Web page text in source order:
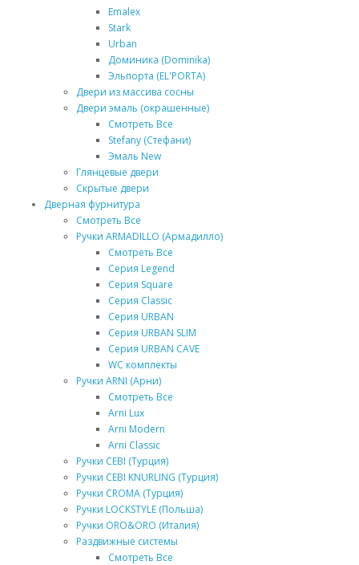
Emalex
Stark
Urban
Доминика (Dominika)
Эльпорта (EL'PORTA)
Двери из массива сосны
Двери эмаль (окрашенные)
Смотреть Все
Stefany (Стефани)
Эмаль New
Глянцевые двери
Скрытые двери
Дверная фурнитура
Смотреть Все
Ручки ARMADILLO (Армадилло)
Смотреть Все
Серия Legend
Серия Square
Серия Classic
Серия URBAN
Серия URBAN SLIM
Серия URBAN CAVE
WC комплекты
Ручки ARNI (Арни)
Смотреть Все
Arni Lux
Arni Modern
Arni Classic
Ручки CEBI (Турция)
Ручки CEBI KNURLING (Турция)
Ручки CROMA (Турция)
Ручки LOCKSTYLE (Польша)
Ручки ORO&ORO (Италия)
Раздвижные системы
Смотреть Все